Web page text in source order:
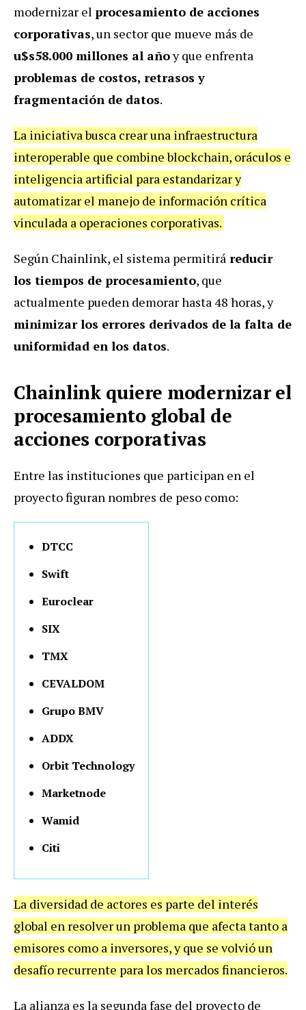
modernizar el procesamiento de acciones
corporativas, un sector que mueve más de
u$s58.000 millones al añoy que enfrenta
problemas de costos, retrasos y
fragmentación de datos.
La iniciativa busca crear una infraestructura
interoperable que combine blockchain, oráculos e
inteligencia artificial para estandarizar y
automatizar el manejo de información crítica
vinculada a operaciones corporativas.
Según Chainlink, el sistema permitirá reducir
los tiempos de procesamiento, que
actualmente pueden demorar hasta 48 horas, y
minimizar los errores derivados de la falta de
uniformidad en los datos.
Chainlink quiere modernizar el
procesamiento global de
acciones corporativas
Entre las instituciones que participan en el
proyecto figuran nombres de peso como:
DTCC
Swift
Euroclear
SIX
TMX
CEVALDOM
Grupo BMV
ADDX
Orbit Technology
Marketnode
Wamid
Citi
La diversidad de actores es parte del interés
global en resolver un problema que afecta tanto a
emisores como a inversores, y que se volvió un
desafío recurrente para los mercados financieros.
La alianza es la segunda fase del proyecto de